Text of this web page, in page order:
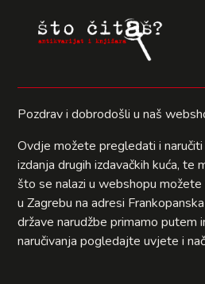
Pozdrav i dobrodošli u naš
Ovdje možete pregledati i
izdanja drugih izdavačkih kuća, te
što se nalazi u webshopu možete
u Zagrebu na adresi
države narudžbe primamo putem
naručivanja pogledajte uvjete i